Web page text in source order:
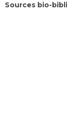
Sources bio-